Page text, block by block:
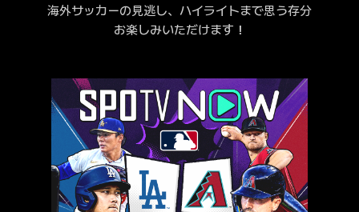
海外サッカーの見逃し、ハイライトまで思う存分
お楽しみいただけます！